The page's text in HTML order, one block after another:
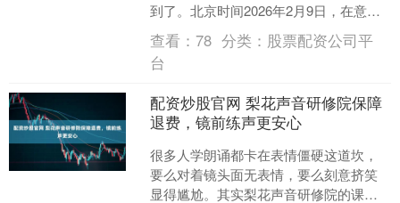
到了。北京时间2026年2月9日，在意大
利米兰-科尔蒂纳冬奥会的利维尼奥雪上
公园，自由式滑雪....
查看：78 分类： 股票配资公司平
台
配资炒股官网 梨花声音研修院保障
退费，镜前练声更安心
很多人学朗诵都卡在表情僵硬这道坎，
要么对着镜头面无表情，要么刻意挤笑
显得尴尬。其实梨花声音研修院的课程